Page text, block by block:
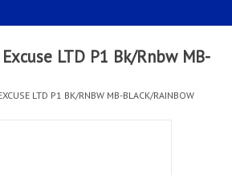
LTD P1 Bk/Rnbw MB-
LTD P1 BK/RNBW MB-BLACK/RAINBOW